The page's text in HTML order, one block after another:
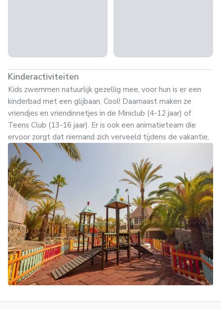
Kinderactiviteiten
Kids zwemmen natuurlijk gezellig mee, voor hun is er een
kinderbad met een glijbaan. Cool! Daarnaast maken ze
vriendjes en vriendinnetjes in de Miniclub (4-12 jaar) of
Teens Club (13-16 jaar). Er is ook een animatieteam die
ervoor zorgt dat niemand zich verveeld tijdens de vakantie.